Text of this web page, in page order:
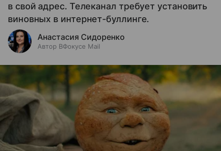
в свой адрес. Телеканал требует установить
виновных в интернет-буллинге.
Анастасия Сидоренко
Автор ВФокусе Mail